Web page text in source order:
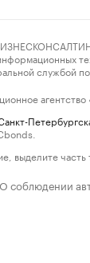
службой
агентство
выделите часть
О соблюдении